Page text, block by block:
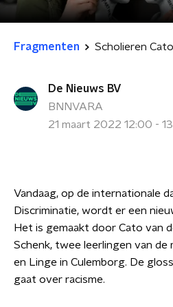
Fragmenten
De Nieuws BV
BNNVARA
21 maart 2022 12:00 -
Vandaag, op de internationale
Discriminatie, wordt er een
Het is gemaakt door Cato van
Schenk, twee leerlingen van de
en Linge in Culemborg. De
gaat over racisme.